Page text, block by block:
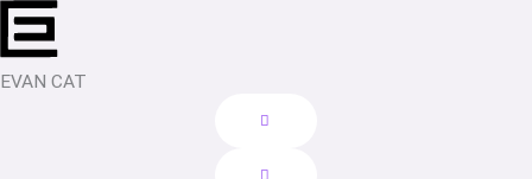
Skip
to
content
EVAN CAT